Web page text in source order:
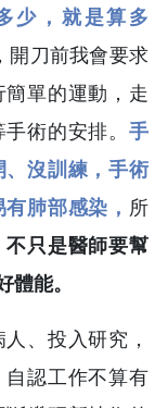
少，就是算多
開刀前我會要求
單的運動，走
術的安排。 手
沒訓練，手術
肺部感染， 所
不只是醫師要幫
體能。
、投入研究，
認工作不算有